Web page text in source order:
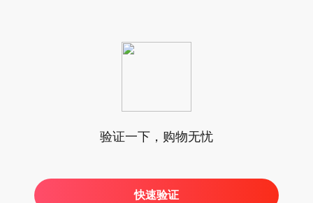
验证一下，购物无忧
快速验证